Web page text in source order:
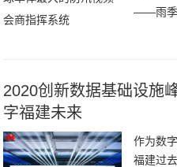
——雨季
绍，为
2020创新数据基础设施
字福建未来
作为数
福建过